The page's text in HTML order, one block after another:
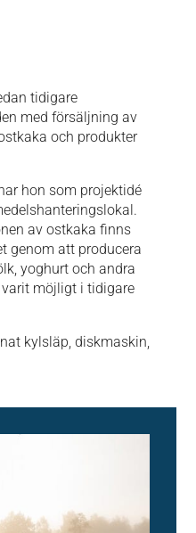
tidigare
med försäljning av
och produkter
hon som projektidé
av ostkaka finns
genom att producera
yoghurt och andra
möjligt i tidigare
kylsläp, diskmaskin,